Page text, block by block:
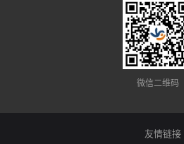
微信二维码
友情链接